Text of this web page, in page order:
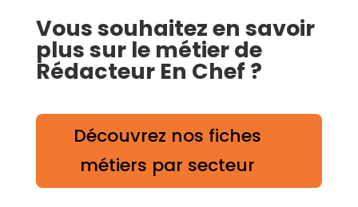
Vous souhaitez en savoir
plus sur le métier de
Rédacteur En Chef ?
Découvrez nos fiches
métiers par secteur